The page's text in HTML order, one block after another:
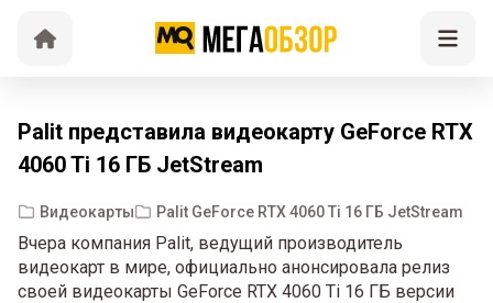
Palit представила видеокарту GeForce RTX
4060 Ti 16 ГБ JetStream
Видеокарты Palit GeForce RTX 4060 Ti 16 ГБ JetStream
Вчера компания Palit, ведущий производитель
видеокарт в мире, официально анонсировала релиз
своей видеокарты GeForce RTX 4060 Ti 16 ГБ версии